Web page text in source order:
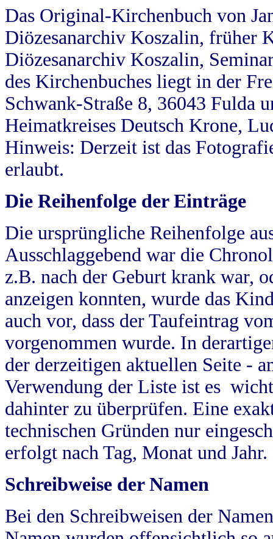
Das Original-Kirchenbuch von
Diözesanarchiv Koszalin, früher
Diözesanarchiv Koszalin,
des Kirchenbuches liegt in der
Schwank-Straße 8, 36043 Fulda
Heimatkreises Deutsch Krone,
Hinweis: Derzeit ist das
erlaubt.
Die Reihenfolge der Einträge
Die ursprüngliche Reihenfolge
Ausschlaggebend war die
z.B. nach der Geburt krank war,
anzeigen konnten, wurde das
auch vor, dass der Taufeintrag
vorgenommen wurde. In
der derzeitigen aktuellen Seite -
Verwendung der Liste ist es
dahinter zu überprüfen. Eine
technischen Gründen nur
erfolgt nach Tag, Monat und Jahr.
Schreibweise der Namen
Bei den Schreibweisen der